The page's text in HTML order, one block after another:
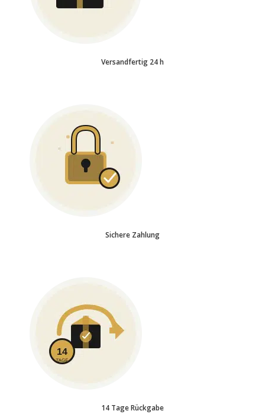
Versandfertig 24 h
Sichere Zahlung
14 Tage Rückgabe